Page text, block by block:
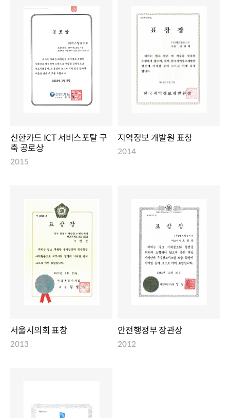
신한카드 ICT 서비스포탈 구
축 공로상
2015
지역정보 개발원 표창
2014
서울시의회 표창
2013
안전행정부 장관상
2012